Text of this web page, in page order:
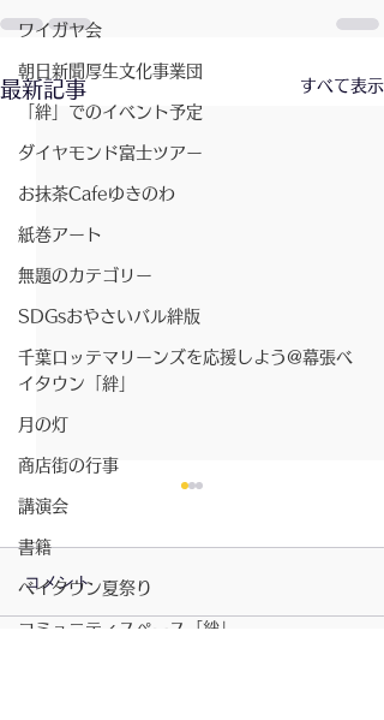
ワイガヤ会
朝日新聞厚生文化事業団
「絆」でのイベント予定
ダイヤモンド富士ツアー
お抹茶Cafeゆきのわ
紙巻アート
無題のカテゴリー
SDGsおやさいバル絆版
千葉ロッテマリーンズを応援しよう@幕張ベ
イタウン「絆」
月の灯
商店街の行事
講演会
書籍
ベイタウン夏祭り
コミュニティスペース「絆」
最新記事 すべて表示
コメント